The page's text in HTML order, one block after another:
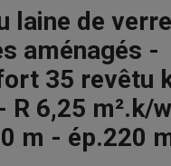
laine de
aménagés -
35 revêtu
R 6,25 m².k/
m - ép.220